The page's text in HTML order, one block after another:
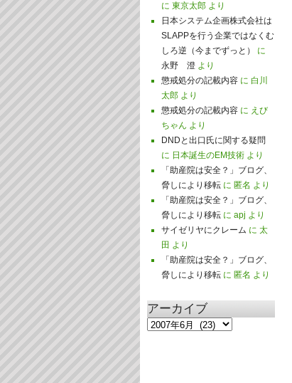
に 東京太郎 より
日本システム企画株式会社は
SLAPPを行う企業ではなくむ
しろ逆（今までずっと）
に
永野 澄 より
懲戒処分の記載内容 に 白川
太郎 より
懲戒処分の記載内容 に えび
ちゃん より
DNDと出口氏に関する疑問
に 日本誕生のEM技術 より
「助産院は安全？」ブログ、
脅しにより移転 に 匿名 より
「助産院は安全？」ブログ、
脅しにより移転 に apj より
サイゼリヤにクレーム に 太
田 より
「助産院は安全？」ブログ、
脅しにより移転 に 匿名 より
アーカイブ
ア